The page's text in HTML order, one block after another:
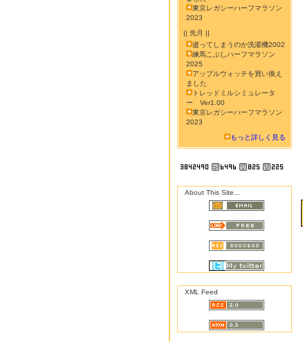
東京レガシーハーフマラソン
2023
|| 先月 ||
逝ってしまうのか洗濯機2002
練馬こぶしハーフマラソン
2025
アップルウォッチを買い換え
ました
トレッドミルシミュレータ
ー Ver1.00
東京レガシーハーフマラソン
2023
もっと詳しく見る
About This Site...
XML Feed